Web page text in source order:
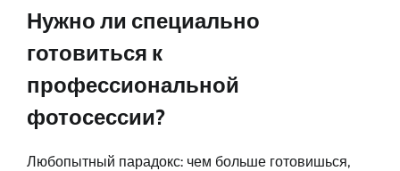
Нужно ли специально
готовиться к
профессиональной
фотосессии?
Любопытный парадокс: чем больше готовишься,